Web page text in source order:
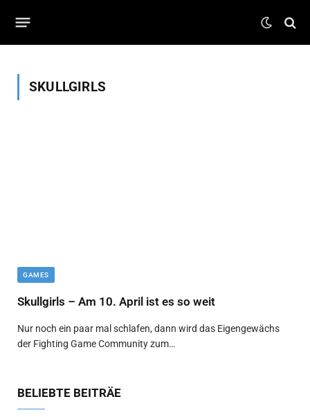
SKULLGIRLS
GAMES
Skullgirls – Am 10. April ist es so weit
Nur noch ein paar mal schlafen, dann wird das Eigengewächs
der Fighting Game Community zum…
BELIEBTE BEITRÄE